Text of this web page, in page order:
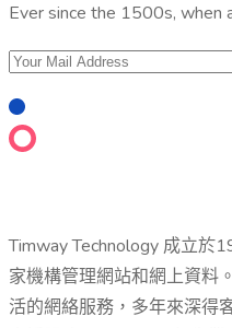
Ever since the 1500s, when
Timway Technology 成立於
家機構管理網站和網上資料
活的網絡服務，多年來深得